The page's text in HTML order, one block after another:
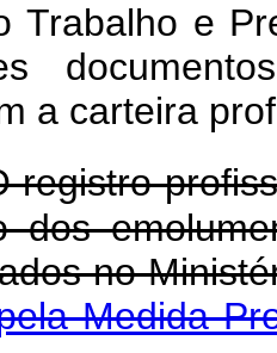
Trabalho e
a carteira
registro
dos
no
Medida